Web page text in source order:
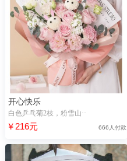
开心快乐
白色乒乓菊2枝，粉雪山··
￥216元 666人付款